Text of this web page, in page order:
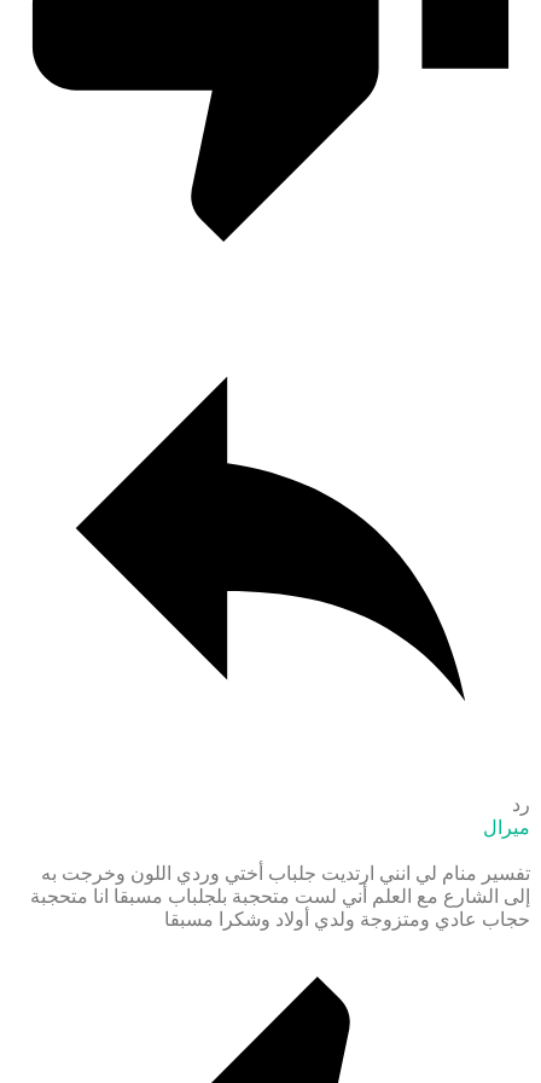
رد
ميرال
تفسير منام لي انني ارتديت جلباب أختي وردي اللون وخرجت به
إلى الشارع مع العلم أني لست متحجبة بلجلباب مسبقا انا متحجبة
حجاب عادي ومتزوجة ولدي أولاد وشكرا مسبقا